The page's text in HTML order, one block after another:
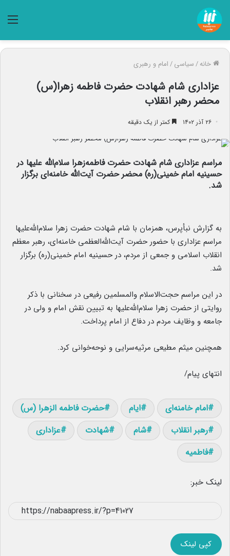
خانه/سیاسی/امام و رهبری
عزاداری شام شهادت حضرت فاطمه‌ زهرا(س)
محضر رهبر انقلاب
۲۶ آذر ۱۴۰۲ کمتر از یک دقیقه
مراسم عزاداری شام شهادت حضرت فاطمه‌زهرا سلام‌الله‌ علیها در
حسینیه امام خمینی(ره) محضر حضرت آیت‌الله خامنه‌ای برگزار
شد.
به گزارش نبأپرس، همزمان با شام شهادت حضرت زهرا سلام‌الله‌علیها
مراسم عزاداری با حضور حضرت آیت‌الله‌العظمی خامنه‌ای، رهبر معظم
انقلاب اسلامی و جمعی از مردم، در حسینیه امام خمینی(ره) برگزار
شد.
در این مراسم حجت‌الاسلام والمسلمین رفیعی در سخنانی با ذکر
روایتی از حضرت زهرا سلام‌الله‌علیها به تبیین نقش امام و ولی در
جامعه و وظایف مردم در دفاع از امام پرداخت.
همچنین میثم مطیعی مرثیه‌سرایی و نوحه‌خوانی کرد.
انتهای پیام/
امام خامنه‌ای ایام
حضرت فاطمه الزهرا (س)
رهبر انقلاب
شام شهادت
عزاداری
فاطمیه
لینک خبر:
کپی لینک